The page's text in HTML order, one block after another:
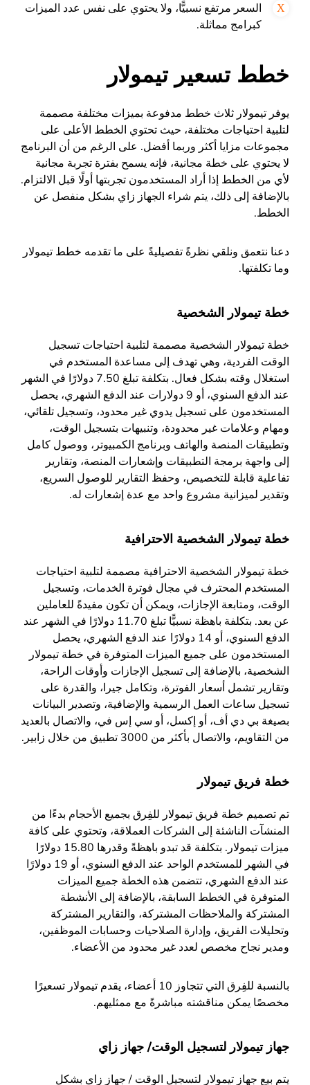
السعر مرتفع نسبيًّا، ولا يحتوي على نفس عدد الميزات
كبرامج مماثلة.
خطط تسعير تيمولار
يوفر تيمولار ثلاث خطط مدفوعة بميزات مختلفة مصممة
لتلبية احتياجات مختلفة، حيث تحتوي الخطط الأعلى على
مجموعات مزايا أكثر وربما أفضل. على الرغم من أن البرنامج
لا يحتوي على خطة مجانية، فإنه يسمح بفترة تجربة مجانية
لأي من الخطط إذا أراد المستخدمون تجربتها أولًا قبل الالتزام.
بالإضافة إلى ذلك، يتم شراء الجهاز زاي بشكل منفصل عن
الخطط.
دعنا نتعمق ونلقي نظرةً تفصيليةً على ما تقدمه خطط تيمولار
وما تكلفتها.
خطة تيمولار الشخصية
خطة تيمولار الشخصية مصممة لتلبية احتياجات تسجيل
الوقت الفردية، وهي تهدف إلى مساعدة المستخدم في
استغلال وقته بشكل فعال. بتكلفة تبلغ 7.50 دولارًا في الشهر
عند الدفع السنوي، أو 9 دولارات عند الدفع الشهري، يحصل
المستخدمون على تسجيل يدوي غير محدود، وتسجيل تلقائي،
ومهام وعلامات غير محدودة، وتنبيهات بتسجيل الوقت،
وتطبيقات المنصة والهاتف وبرنامج الكمبيوتر، ووصول كامل
إلى واجهة برمجة التطبيقات وإشعارات المنصة، وتقارير
تفاعلية قابلة للتخصيص، وحفظ التقارير للوصول السريع،
وتقدير لميزانية مشروع واحد مع عدة إشعارات له.
خطة تيمولار الشخصية الاحترافية
خطة تيمولار الشخصية الاحترافية مصممة لتلبية احتياجات
المستخدم المحترف في مجال فوترة الخدمات، وتسجيل
الوقت، ومتابعة الإجازات، ويمكن أن تكون مفيدةً للعاملين
عن بعد. بتكلفة باهظة نسبيًّا تبلغ 11.70 دولارًا في الشهر عند
الدفع السنوي، أو 14 دولارًا عند الدفع الشهري، يحصل
المستخدمون على جميع الميزات المتوفرة في خطة تيمولار
الشخصية، بالإضافة إلى تسجيل الإجازات وأوقات الراحة،
وتقارير تشمل أسعار الفوترة، وتكامل جيرا، والقدرة على
تسجيل ساعات العمل الرسمية والإضافية، وتصدير البيانات
بصيغة بي دي أف، أو إكسل، أو سي إس في، والاتصال بالعديد
من التقاويم، والاتصال بأكثر من 3000 تطبيق من خلال زابير.
خطة فريق تيمولار
تم تصميم خطة فريق تيمولار للفِرق بجميع الأحجام بدءًا من
المنشآت الناشئة إلى الشركات العملاقة، وتحتوي على كافة
ميزات تيمولار. بتكلفة قد تبدو باهظةً وقدرها 15.80 دولارًا
في الشهر للمستخدم الواحد عند الدفع السنوي، أو 19 دولارًا
عند الدفع الشهري، تتضمن هذه الخطة جميع الميزات
المتوفرة في الخطط السابقة، بالإضافة إلى الأنشطة
المشتركة والملاحظات المشتركة، والتقارير المشتركة
وتحليلات الفريق، وإدارة الصلاحيات وحسابات الموظفين،
ومدير نجاح مخصص لعدد غير محدود من الأعضاء.
بالنسبة للفِرق التي تتجاوز 10 أعضاء، يقدم تيمولار تسعيرًا
مخصصًا يمكن مناقشته مباشرةً مع ممثليهم.
جهاز تيمولار لتسجيل الوقت/ جهاز زاي
يتم بيع جهاز تيمولار لتسجيل الوقت / جهاز زاي بشكل